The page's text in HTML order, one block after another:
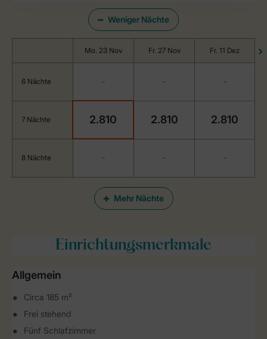
Weniger Nächte
Mehr Nächte
Mo. 23 Nov Fr. 27 Nov Fr. 11 Dez
6 Nächte - - -
7 Nächte 2.810 2.810 2.810
8 Nächte - - -
Einrichtungsmerkmale
Allgemein
Circa 185 m²
Frei stehend
Fünf Schlafzimmer